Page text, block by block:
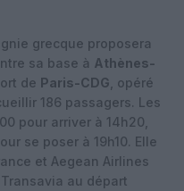
grecque proposera
sa base à Athènes-
de Paris-CDG , opéré
186 passagers. Les
pour arriver à 14h20,
se poser à 19h10. Elle
et Aegean Airlines
au départ